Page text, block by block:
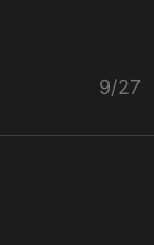
9/27